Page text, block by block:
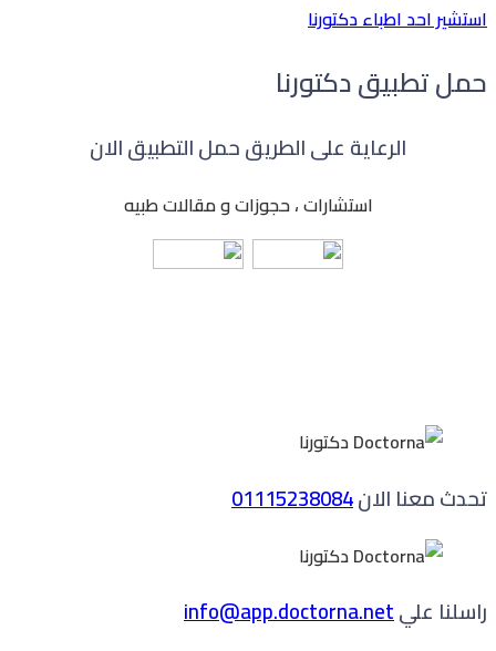
استشير احد اطباء دكتورنا
حمل تطبيق دكتورنا
الرعاية على الطريق حمل التطبيق الان
استشارات ، حجوزات و مقالات طبيه
تحدث معنا الان01115238084
راسلنا عليinfo@app.doctorna.net